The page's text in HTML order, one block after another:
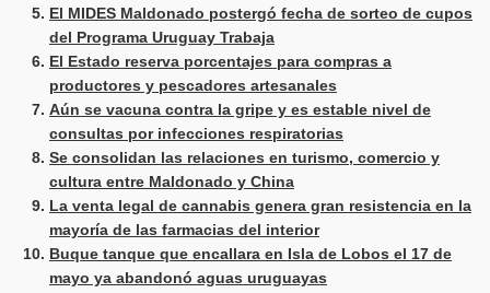
El MIDES Maldonado postergó fecha de sorteo de cupos
del Programa Uruguay Trabaja
El Estado reserva porcentajes para compras a
productores y pescadores artesanales
Aún se vacuna contra la gripe y es estable nivel de
consultas por infecciones respiratorias
Se consolidan las relaciones en turismo, comercio y
cultura entre Maldonado y China
La venta legal de cannabis genera gran resistencia en la
mayoría de las farmacias del interior
Buque tanque que encallara en Isla de Lobos el 17 de
mayo ya abandonó aguas uruguayas